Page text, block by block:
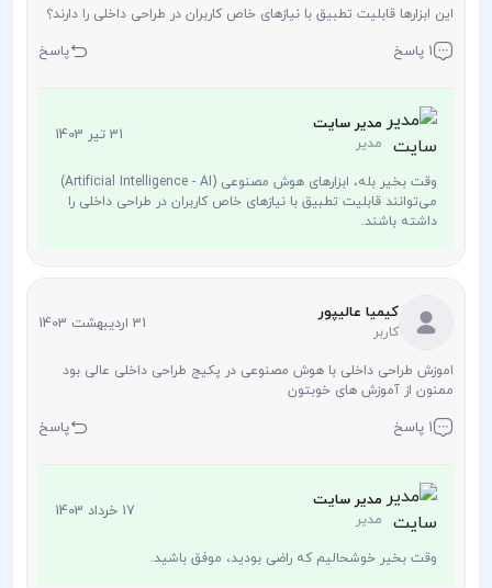
این ابزارها قابلیت تطبیق با نیازهای خاص کاربران در طراحی داخلی را دارند؟
1 پاسخ پاسخ
مدیر سایت
مدیر 31 تیر 1403
وقت بخیر بله، ابزارهای هوش مصنوعی (Artificial Intelligence - AI)
می‌توانند قابلیت تطبیق با نیازهای خاص کاربران در طراحی داخلی را
داشته باشند.
کیمیا عالیپور
کاربر 31 اردیبهشت 1403
اموزش طراحی داخلی با هوش مصنوعی در پکیج طراحی داخلی عالی بود
ممنون از آموزش های خوبتون
1 پاسخ پاسخ
مدیر سایت
مدیر 17 خرداد 1403
وقت بخیر خوشحالیم که راضی بودید، موفق باشید.